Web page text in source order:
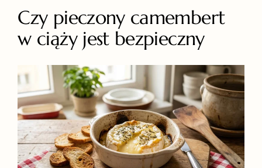
Czy pieczony camembert
w ciąży jest bezpieczny